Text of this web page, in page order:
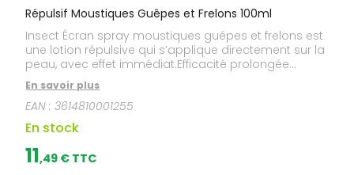
Répulsif Moustiques Guêpes et Frelons 100ml
Insect Écran spray moustiques guêpes et frelons est
une lotion répulsive qui s’applique directement sur la
peau, avec effet immédiat.Efficacité prolongée
pendant 16 heures. Après application sur la peau non
couverte par des vêtements, la lotion repousse
immédiatement les guêpes et frelons pendant 16
heures, à raison de 2 applications par jour.
En savoir plus
EAN :3614810001255
En stock
11,49 € TTC